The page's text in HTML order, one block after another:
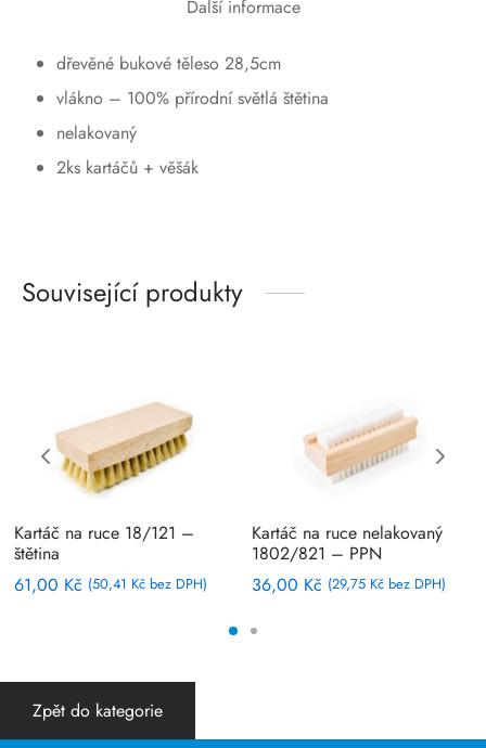
Další informace
dřevěné bukové těleso 28,5cm
vlákno – 100% přírodní světlá štětina
nelakovaný
2ks kartáčů + věšák
Související produkty
Kartáč na ruce 18/121 –
štětina
61,00 Kč (50,41 Kčbez DPH)
Kartáč na ruce nelakovaný
1802/821 – PPN
36,00 Kč (29,75 Kčbez DPH)
Zpět do kategorie